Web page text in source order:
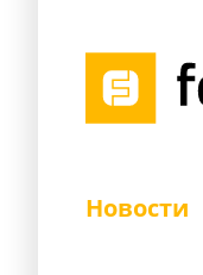
Новости